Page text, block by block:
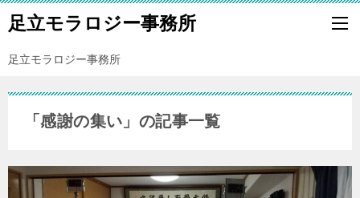
足立モラロジー事務所
足立モラロジー事務所
「感謝の集い」の記事一覧